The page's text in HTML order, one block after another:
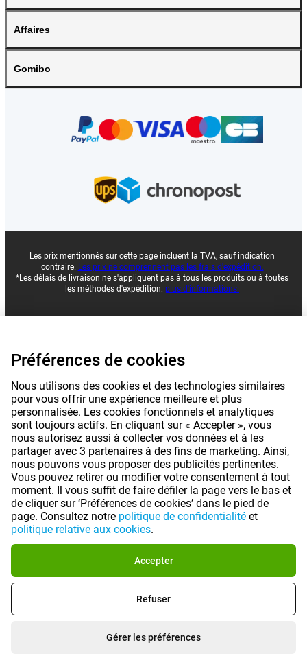
Affaires
Gomibo
Les prix mentionnés sur cette page incluent la TVA, sauf indication
contraire. Les prix ne comprennent pas les frais d'expédition.
*Les délais de livraison ne s'appliquent pas à tous les produits ou à toutes
les méthodes d'expédition: plus d'informations.
Conditions générales |
© 2026 Gomibo.fr
Préférences de cookies
Nous utilisons des cookies et des technologies similaires
pour vous offrir une expérience meilleure et plus
personnalisée. Les cookies fonctionnels et analytiques
sont toujours actifs. En cliquant sur « Accepter », vous
nous autorisez aussi à collecter vos données et à les
partager avec 3 partenaires à des fins de marketing. Ainsi,
nous pouvons vous proposer des publicités pertinentes.
Vous pouvez retirer ou modifier votre consentement à tout
moment. Il vous suffit de faire défiler la page vers le bas et
de cliquer sur ‘Préférences de cookies’ dans le pied de
page. Consultez notre politique de confidentialité et
politique relative aux cookies.
Accepter
Refuser
Gérer les préférences